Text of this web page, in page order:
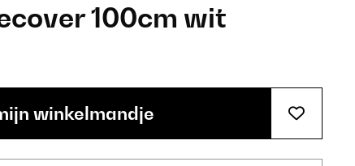
100cm wit
winkelmandje